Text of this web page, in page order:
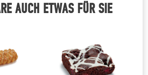
AUCH ETWAS FÜR SIE